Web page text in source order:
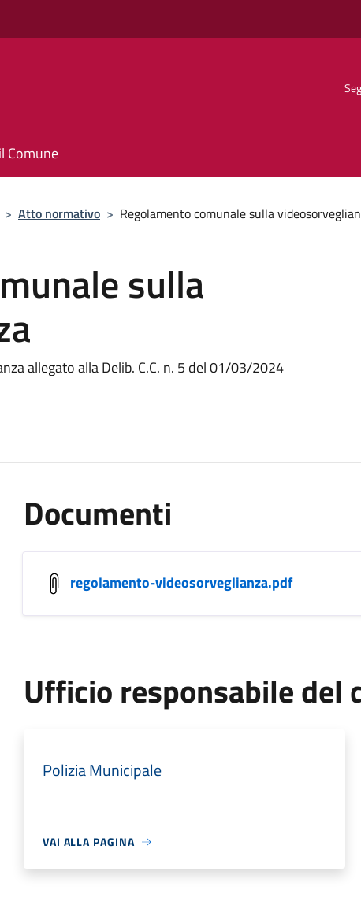
Comune
> Atto normativo > Regolamento comunale sulla
sulla
allegato alla Delib. C.C. n. 5 del 01/03/2024
Documenti
regolamento-videosorveglianza.pdf
Ufficio responsabile del
Polizia Municipale
VAI ALLA PAGINA